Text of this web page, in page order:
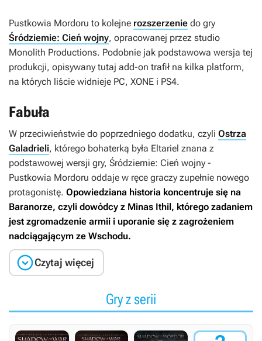
Pustkowia Mordoru to kolejne rozszerzenie do gry
Śródziemie: Cień wojny, opracowanej przez studio
Monolith Productions. Podobnie jak podstawowa wersja tej
produkcji, opisywany tutaj add-on trafił na kilka platform,
na których liście widnieje PC, XONE i PS4.
Fabuła
W przeciwieństwie do poprzedniego dodatku, czyli Ostrza
Galadrieli, którego bohaterką była Eltariel znana z
podstawowej wersji gry, Śródziemie: Cień wojny -
Pustkowia Mordoru oddaje w ręce graczy zupełnie nowego
protagonistę. Opowiedziana historia koncentruje się na
Baranorze, czyli dowódcy z Minas Ithil, którego zadaniem
jest zgromadzenie armii i uporanie się z zagrożeniem
nadciągającym ze Wschodu.
Czytaj więcej
Gry z serii